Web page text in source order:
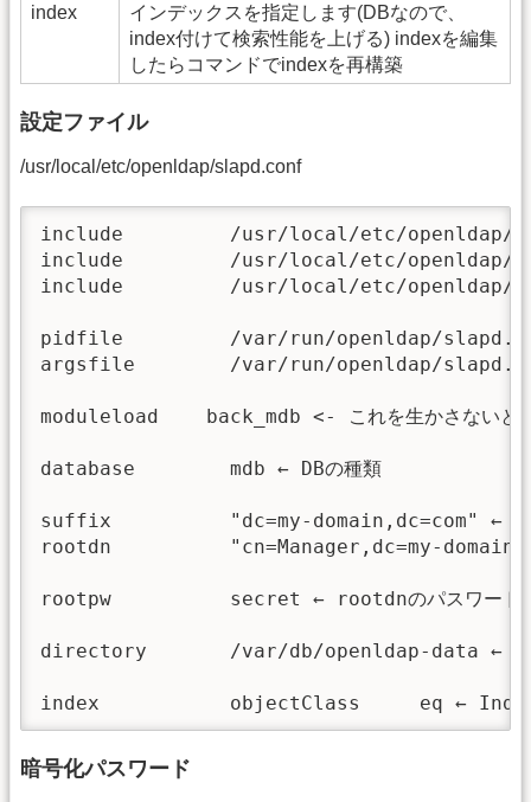
index
インデックスを指定します(DBなので、
index付けて検索性能を上げる) indexを編集
したらコマンドでindexを再構築
設定ファイル
/usr/local/etc/openldap/slapd.conf
include         /usr/local/etc/openldap/
include         /usr/local/etc/openldap/
include         /usr/local/etc/openldap/
pidfile         /var/run/openldap/
argsfile        /var/run/openldap/
moduleload    back_mdb <- これを生かさないと
database        mdb ← DBの種類
suffix          "dc=my-domain,dc=com" ←
rootdn          "cn=Manager,dc=my-
rootpw          secret ← rootdnのパスワード(暗
directory       /var/db/openldap-data ← DB
index           objectClass     eq ← Index
暗号化パスワード